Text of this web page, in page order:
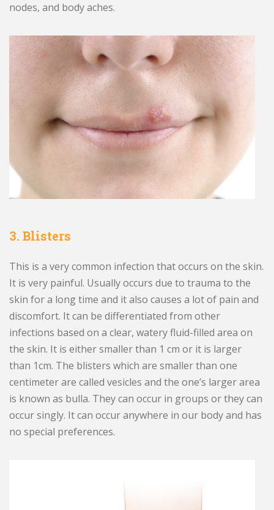
nodes, and body aches.
3. Blisters
This is a very common infection that occurs on the skin.
It is very painful. Usually occurs due to trauma to the
skin for a long time and it also causes a lot of pain and
discomfort. It can be differentiated from other
infections based on a clear, watery fluid-filled area on
the skin. It is either smaller than 1 cm or it is larger
than 1cm. The blisters which are smaller than one
centimeter are called vesicles and the one’s larger area
is known as bulla. They can occur in groups or they can
occur singly. It can occur anywhere in our body and has
no special preferences.